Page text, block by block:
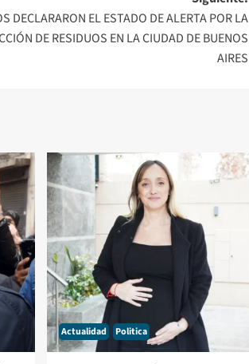
DECLARARON EL ESTADO DE ALERTA POR LA
DE RESIDUOS EN LA CIUDAD DE BUENOS
AIRES
Actualidad Politica